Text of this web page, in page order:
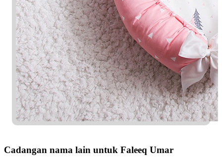
Cadangan nama lain untuk Faleeq Umar